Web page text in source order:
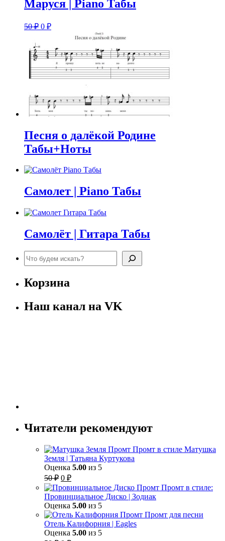
Маруся | Piano Табы
50₽ Первоначальная
составляла
50 ₽.
0 ₽Текущая
Песня о далёкой Родине
Табы+Ноты
Самолет | Piano Табы
Самолёт | Гитара Табы
Поиск
Корзина
Наш канал на VK
Читатели рекомендуют
Промт в стиле Матушка
Земля | Татьяна Куртукова
Оценка 5.00 из 5
50₽ Первоначальная
цена
составляла
50 ₽.
0 ₽Текущая
цена:
0 ₽.
Промт в стиле:
Провинциальное Диско | Зодиак
Оценка 5.00 из 5
Промт для песни
Отель Калифорния | Eagles
Оценка 5.00 из 5